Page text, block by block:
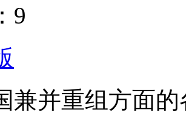
9
兼并重组方面